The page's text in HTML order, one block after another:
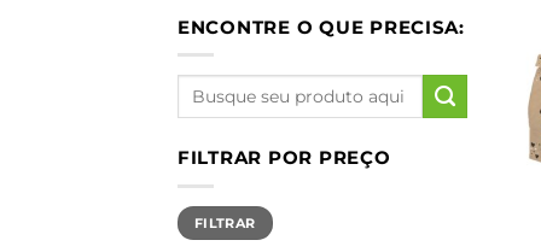
ENCONTRE O QUE PRECISA:
Pesquisar
FILTRAR POR PREÇO
Preço
mínimo
Preço
máximo
FILTRAR